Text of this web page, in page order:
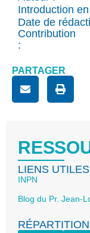
Introduction
Date de
Contribution
:
PARTAGER
LIENS
INPN
Blog du Pr. Jean-